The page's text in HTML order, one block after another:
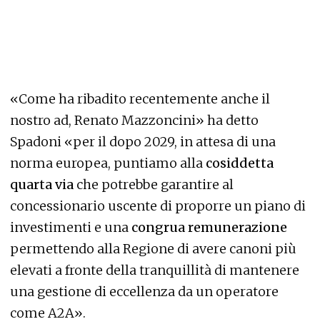
«Come ha ribadito recentemente anche il
nostro ad, Renato Mazzoncini» ha detto
Spadoni «per il dopo 2029, in attesa di una
norma europea, puntiamo alla cosiddetta
quarta via che potrebbe garantire al
concessionario uscente di proporre un piano di
investimenti e una congrua remunerazione
permettendo alla Regione di avere canoni più
elevati a fronte della tranquillità di mantenere
una gestione di eccellenza da un operatore
come A2A».